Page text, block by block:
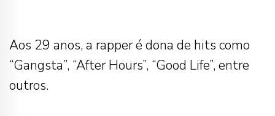
Aos 29 anos, a rapper é dona de hits como
“Gangsta”, “After Hours”, “Good Life”, entre
outros.